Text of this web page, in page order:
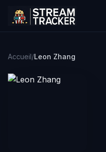
Accueil/Leon Zhang